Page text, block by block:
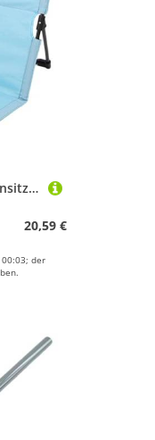
harayaa Klappbarer Bodensitz mit Rückenlehne für Camping, Leicht, Praktisch Und Bequem, Faltbarer Bodenstuhl Zum Sonnenbaden auf Der Terrasse, Angeln Und, Hellblau
20,59 €
der